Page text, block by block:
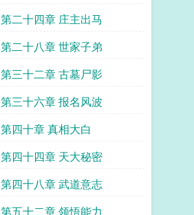
第二十四章 庄主出马
第二十八章 世家子弟
第三十二章 古墓尸影
第三十六章 报名风波
第四十章 真相大白
第四十四章 天大秘密
第四十八章 武道意志
第五十二章 领悟能力